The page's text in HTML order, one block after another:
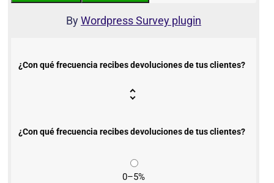
ByWordpress Survey plugin
¿Con qué frecuencia recibes devoluciones de tus clientes?
¿Con qué frecuencia recibes devoluciones de tus clientes?
0–5%